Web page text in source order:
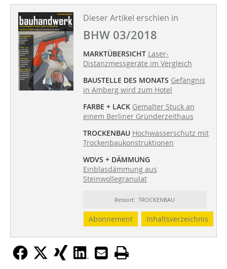
Dieser Artikel erschien in
BHW 03/2018
MARKTÜBERSICHT Laser-
Distanzmessgeräte im Vergleich
BAUSTELLE DES MONATS Gefängnis
in Amberg wird zum Hotel
FARBE + LACK Gemalter Stuck an
einem Berliner Gründerzeithaus
TROCKENBAU Hochwasserschutz mit
Trockenbaukonstruktionen
WDVS + DÄMMUNG
Einblasdämmung aus
Steinwollegranulat
Ressort: TROCKENBAU
Abonnement Inhaltsverzeichnis